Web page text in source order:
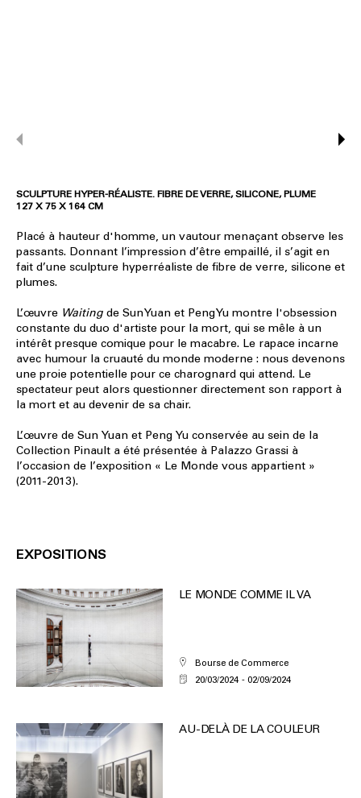
SCULPTURE HYPER-RÉALISTE. FIBRE DE VERRE, SILICONE, PLUME
127 X 75 X 164 CM
Placé à hauteur d'homme, un vautour menaçant observe les
passants. Donnant l’impression d’être empaillé, il s’agit en
fait d’une sculpture hyperréaliste de fibre de verre, silicone et
plumes.
L’œuvre Waiting de Sun Yuan et Peng Yu montre l'obsession
constante du duo d'artiste pour la mort, qui se mêle à un
intérêt presque comique pour le macabre. Le rapace incarne
avec humour la cruauté du monde moderne : nous devenons
une proie potentielle pour ce charognard qui attend. Le
spectateur peut alors questionner directement son rapport à
la mort et au devenir de sa chair.
L’œuvre de Sun Yuan et Peng Yu conservée au sein de la
Collection Pinault a été présentée à Palazzo Grassi à
l’occasion de l’exposition « Le Monde vous appartient »
(2011-2013).
EXPOSITIONS
LE MONDE COMME IL VA
Bourse de Commerce
20/03/2024
02/09/2024
AU-DELÀ DE LA COULEUR